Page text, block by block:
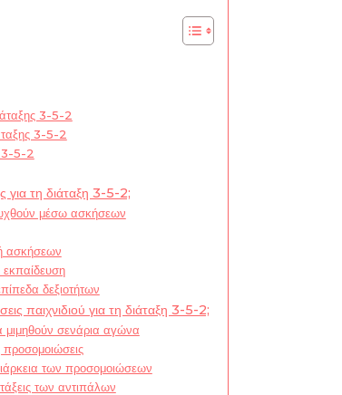
3-5-2
3-5-2
3-5-2
τη διάταξη 3-5-2;
μέσω ασκήσεων
ασκήσεων
εκπαίδευση
δεξιοτήτων
παιχνιδιού για τη διάταξη 3-5-2;
μιμηθούν σενάρια αγώνα
των προσομοιώσεων
των αντιπάλων